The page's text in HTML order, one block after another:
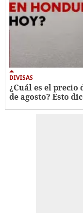
DIVISAS
¿Cuál es el precio
de agosto? Esto